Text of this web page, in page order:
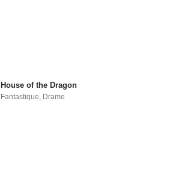
House of the Dragon
Fantastique, Drame